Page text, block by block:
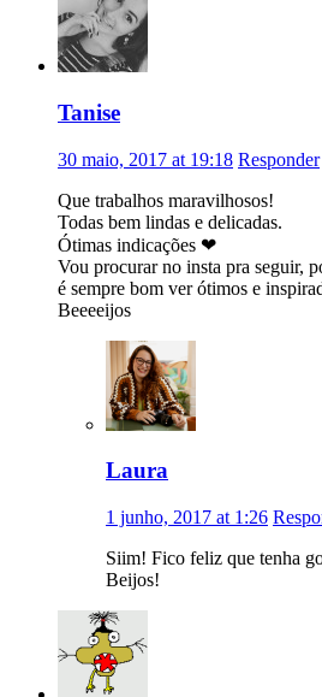
Tanise
30 maio, 2017 at 19:18 Responder
Que trabalhos maravilhosos!
Todas bem lindas e delicadas.
Ótimas indicações ❤
Vou procurar no insta pra seguir,
é sempre bom ver ótimos e
Beeeeijos
Laura
1 junho, 2017 at 1:26
Siim! Fico feliz que tenha
Beijos!